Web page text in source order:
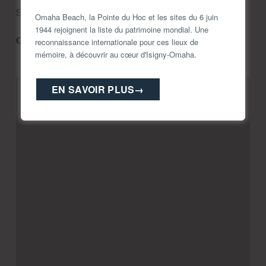
Sur demande/réservation obligatoire.
Ouverture 2026 : Ouverture toute l’année
Omaha Beach, la Pointe du Hoc et les sites du 6 juin
1944 rejoignent la liste du patrimoine mondial. Une
reconnaissance internationale pour ces lieux de
mémoire, à découvrir au cœur d'Isigny-Omaha.
EN SAVOIR PLUS→